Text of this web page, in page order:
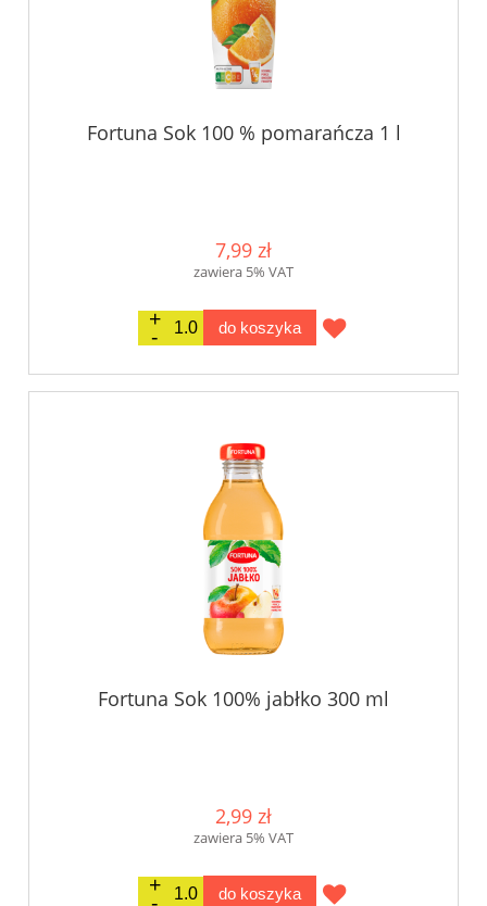
Fortuna Sok 100 % pomarańcza 1 l
7,99 zł
zawiera 5% VAT
do koszyka
Fortuna Sok 100% jabłko 300 ml
2,99 zł
zawiera 5% VAT
do koszyka